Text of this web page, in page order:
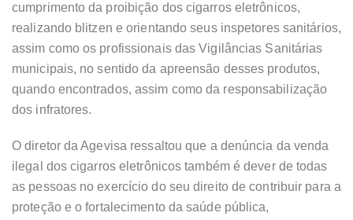
cumprimento da proibição dos cigarros eletrônicos,
realizando blitzen e orientando seus inspetores sanitários,
assim como os profissionais das Vigilâncias Sanitárias
municipais, no sentido da apreensão desses produtos,
quando encontrados, assim como da responsabilização
dos infratores.
O diretor da Agevisa ressaltou que a denúncia da venda
ilegal dos cigarros eletrônicos também é dever de todas
as pessoas no exercício do seu direito de contribuir para a
proteção e o fortalecimento da saúde pública,